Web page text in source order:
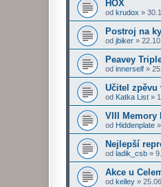
HOX
od krudox »
Postroj na
od jbiker »
Peavey
od innerself »
Učitel zpěvu
od Katka List »
VIII Memory
od Hiddenplate »
Nejlepší
od ladik_csb »
Akce u
od kelley »